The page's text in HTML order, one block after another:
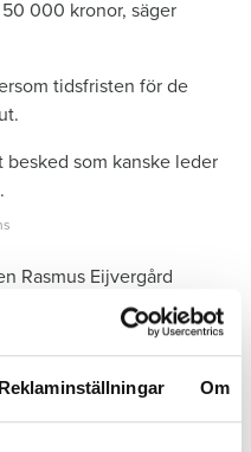
Reklaminställningar Om
000 kronor, säger
tidsfristen för de
som kanske leder
Rasmus Eijvergård